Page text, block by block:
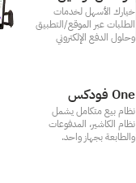
خيارك الأسهل لخدمات
الطلبات عبر الموقع/التطبيق
وحلول الدفع الإلكتروني
One فودكس
نظام بيع متكامل يشمل
نظام الكاشير، المدفوعات
والطابعة بجهاز واحد.